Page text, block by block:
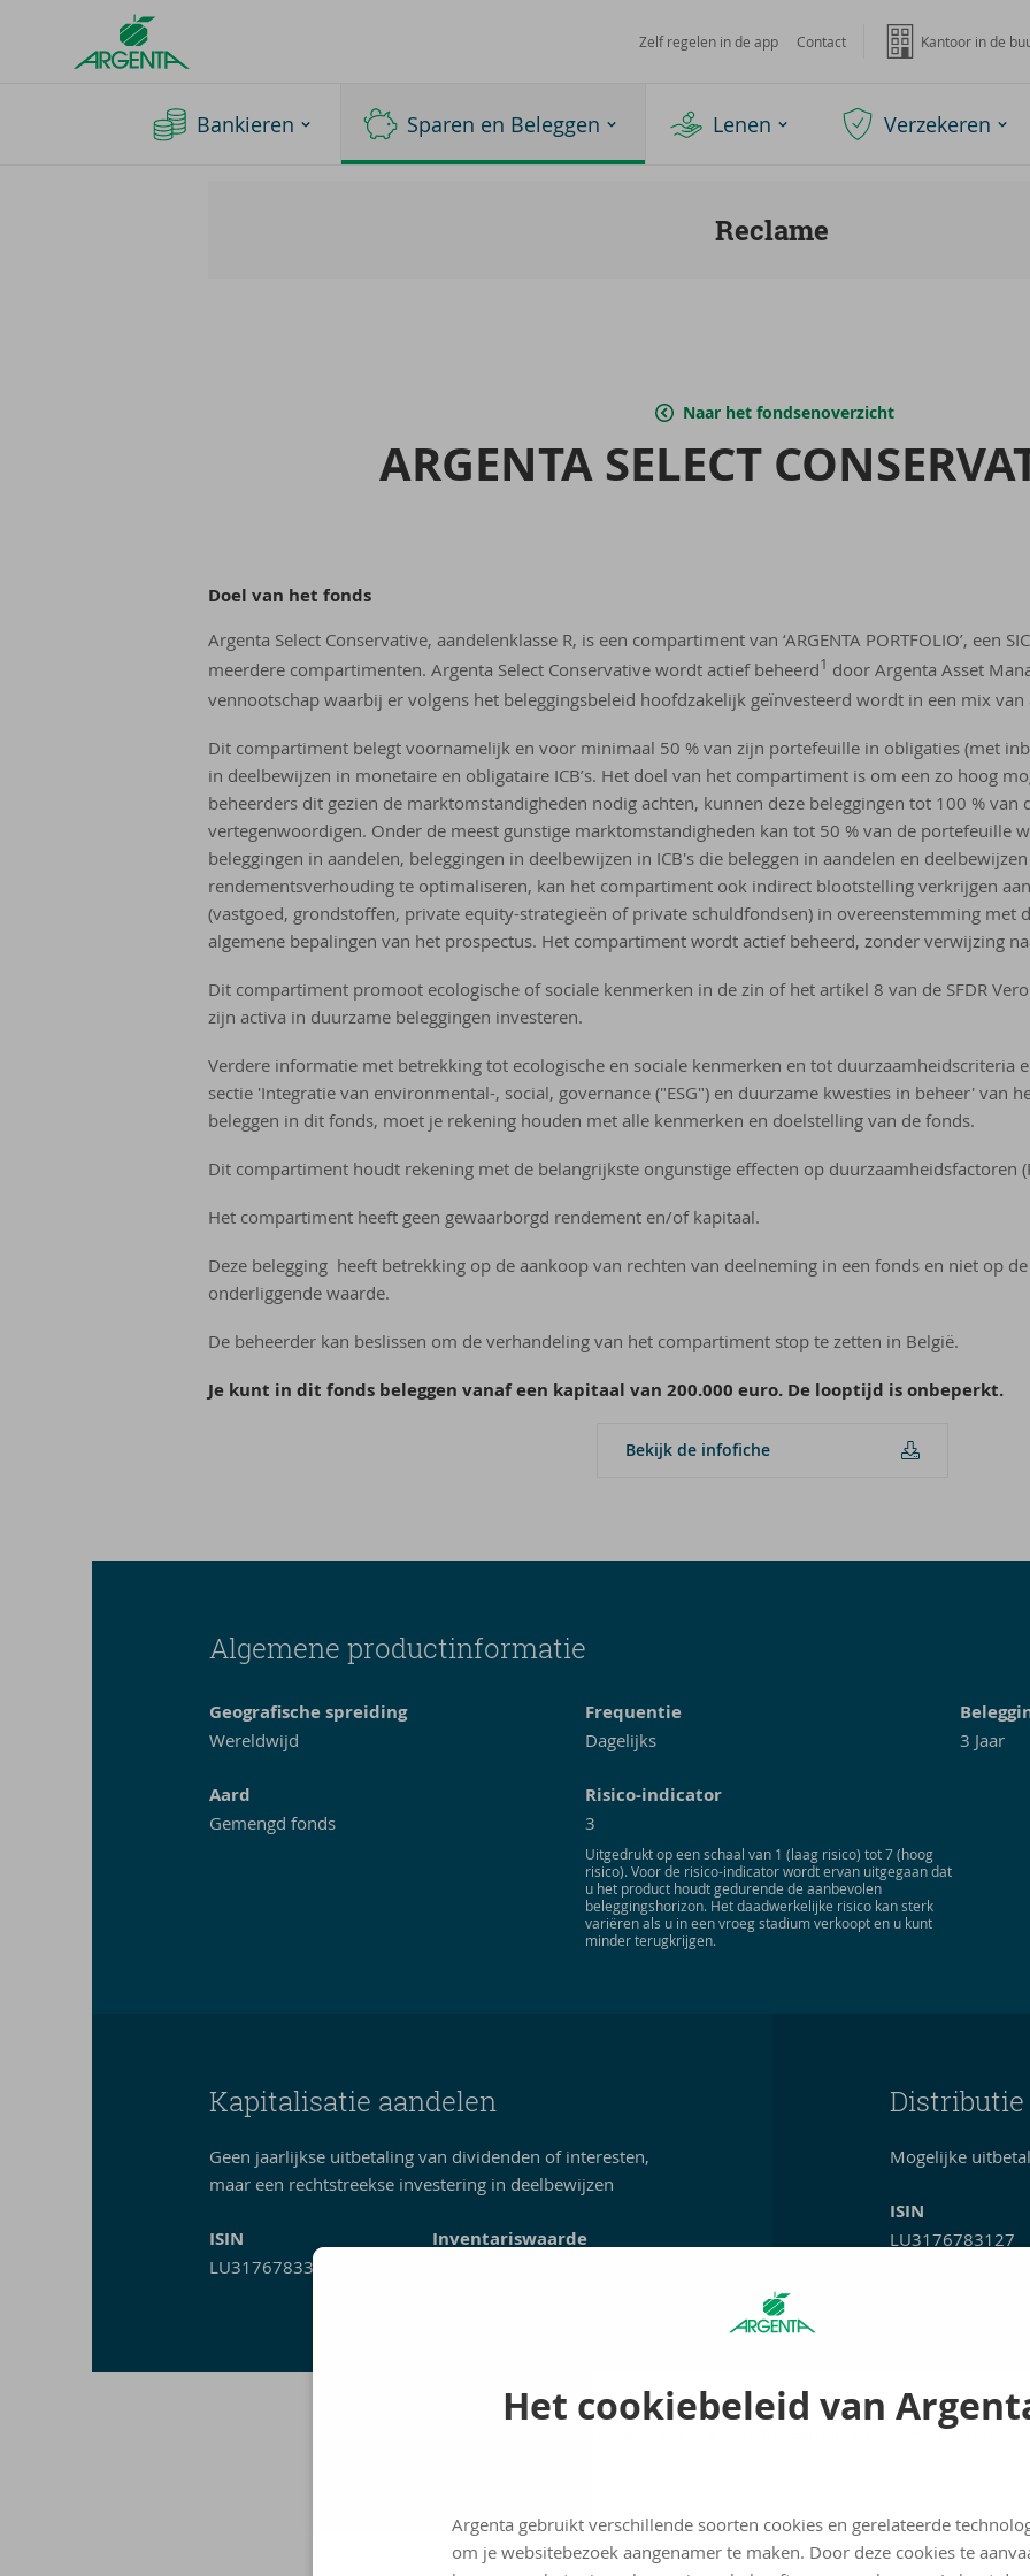
Het cookiebeleid van
Argenta gebruikt verschillende soorten cookies en gerelateerde
om je websitebezoek aangenamer te maken. Door deze cookies te
Argenta
Homepage
Zelf regelen in de app Contact Kantoor in de
Bankieren Sparen en Beleggen Lenen Verzekeren
Reclame
Naar het fondsenoverzicht
AR­GEN­TA SE­LECT
Doel van het fonds
Argenta Select Conservative, aandelenklasse R, is een compartiment van ‘ARGENTA PORTFOLIO’, een
meerdere compartimenten. Argenta Select Conservative wordt actief beheerd1 door Argenta Asset
vennootschap waarbij er volgens het beleggingsbeleid hoofdzakelijk geïnvesteerd wordt in een mix
Dit compartiment belegt voornamelijk en voor minimaal 50 % van zijn portefeuille in obligaties (met
in deelbewijzen in monetaire en obligataire ICB’s. Het doel van het compartiment is om een zo hoog
beheerders dit gezien de marktomstandigheden nodig achten, kunnen deze beleggingen tot 100 % van
vertegenwoordigen. Onder de meest gunstige marktomstandigheden kan tot 50 % van de portefeuille
beleggingen in aandelen, beleggingen in deelbewijzen in ICB's die beleggen in aandelen en
rendementsverhouding te optimaliseren, kan het compartiment ook indirect blootstelling verkrijgen
(vastgoed, grondstoffen, private equity-strategieën of private schuldfondsen) in overeenstemming met
algemene bepalingen van het prospectus. Het compartiment wordt actief beheerd, zonder verwijzing
Dit compartiment promoot ecologische of sociale kenmerken in de zin of het artikel 8 van de SFDR
zijn activa in duurzame beleggingen investeren.
Verdere informatie met betrekking tot ecologische en sociale kenmerken en tot duurzaamheidscriteria
sectie 'Integratie van environmental-, social, governance ("ESG") en duurzame kwesties in beheer' van
beleggen in dit fonds, moet je rekening houden met alle kenmerken en doelstelling van de fonds.
Dit compartiment houdt rekening met de belangrijkste ongunstige effecten op duurzaamheidsfactoren
Het compartiment heeft geen gewaarborgd rendement en/of kapitaal.
Deze belegging heeft betrekking op de aankoop van rechten van deelneming in een fonds en niet op
onderliggende waarde.
De beheerder kan beslissen om de verhandeling van het compartiment stop te zetten in België.
Je kunt in dit fonds beleggen vanaf een kapitaal van 200.000 euro. De looptijd is onbeperkt.
Be­kijk de in­f­o­fi­che
Algemene productinformatie
Geografische spreiding
Wereldwijd
Frequentie
Dagelijks 3 Jaar
Aard
Gemengd fonds
Risico-indicator
3
Uitgedrukt op een schaal van 1 (laag risico) tot 7 (hoog
risico). Voor de risico-indicator wordt ervan uitgegaan dat
u het product houdt gedurende de aanbevolen
beleggingshorizon. Het daadwerkelijke risico kan sterk
variëren als u in een vroeg stadium verkoopt en u kunt
minder terugkrijgen.
Kapitalisatie aandelen
Geen jaarlijkse uitbetaling van dividenden of interesten,
maar een rechtstreekse investering in deelbewijzen
ISIN
LU3176783390
Inventariswaarde
Distributie
Mogelijke
ISIN
LU3176783127
Je kunt de netto-inventariswaarde van het compartiment raadplegen ophet
Die waarde wordt ook gepubliceerd in ‘L’Écho’ en ‘De Tijd’.